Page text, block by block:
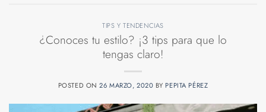
TIPS Y TENDENCIAS
¿Conoces tu estilo? ¡3 tips para que lo
tengas claro!
POSTED ON26 MARZO, 2020 BY PEPITA PÉREZ